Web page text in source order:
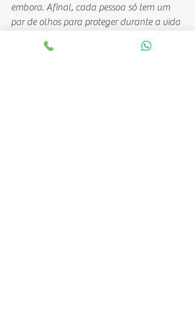
embora. Afinal, cada pessoa só tem um
par de olhos para proteger durante a vida